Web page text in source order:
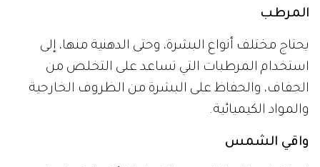
المرطب
يحتاج مختلف أنواع البشرة، وحتى الدهنية منها، إلى
استخدام المرطبات التي تساعد على التخلص من
الجفاف، والحفاظ على البشرة من الظروف الخارجية
والمواد الكيميائية.
واقي الشمس